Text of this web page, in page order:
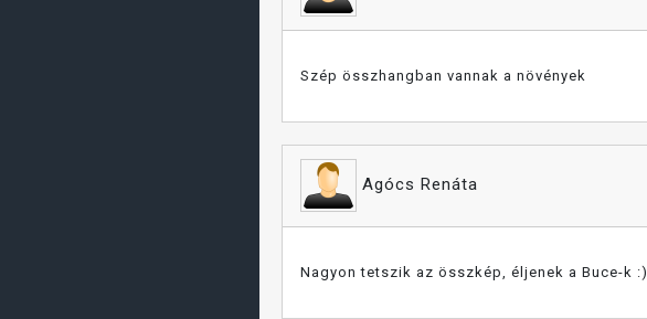
Szép összhangban vannak a növények
Agócs Renáta
Nagyon tetszik az összkép, éljenek a Buce-k :)